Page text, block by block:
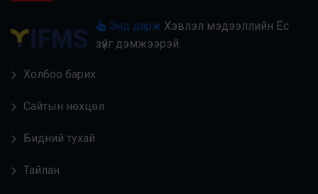
Энд дарж Хэвлэл мэдээллийн Ёс
зүйг дэмжээрэй.
Холбоо барих
Сайтын нөхцөл
Бидний тухай
Тайлан